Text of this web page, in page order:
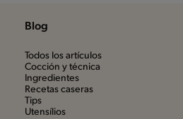
Blog
Todos los artículos
Cocción y técnica
Ingredientes
Recetas caseras
Tips
Utensílios